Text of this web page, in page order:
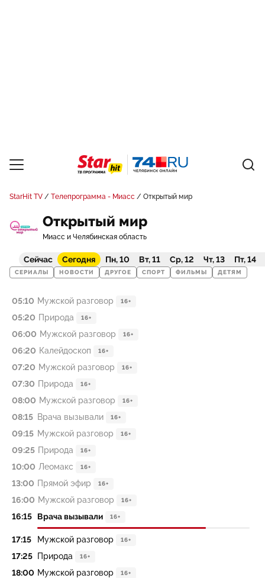
StarHit TV Телепрограмма - Миасс Открытый мир
Открытый мир
Миасс и Челябинская область
Сейчас Сегодня Пн, 10 Вт, 11 Ср, 12 Чт, 13 Пт, 14
СЕРИАЛЫ НОВОСТИ ДРУГОЕ СПОРТ ФИЛЬМЫ ДЕТЯМ
05:10 Мужской разговор 16+
05:20 Природа 16+
06:00 Мужской разговор 16+
06:20 Калейдоскоп 16+
07:20 Мужской разговор 16+
07:30 Природа 16+
08:00 Мужской разговор 16+
08:15 Врача вызывали 16+
09:15 Мужской разговор 16+
09:25 Природа 16+
10:00 Леомакс 16+
13:00 Прямой эфир 16+
16:00 Мужской разговор 16+
16:15 Врача вызывали 16+
17:15 Мужской разговор 16+
17:25 Природа 16+
18:00 Мужской разговор 16+